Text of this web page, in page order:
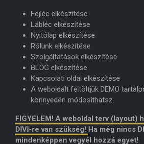
Fejléc elkészítése
Lábléc elkészítése
Nyitólap elkészítése
Rólunk elkészítése
Szolgáltatások elkészítése
BLOG elkészítése
Kapcsolati oldal elkészítése
A weboldalt feltöltjük DEMO
könnyedén módosíthatsz.
FIGYELEM! A weboldal terv (layout)
DIVI-re van szükség! Ha még nincs
mindenképpen vegyél hozzá egyet!